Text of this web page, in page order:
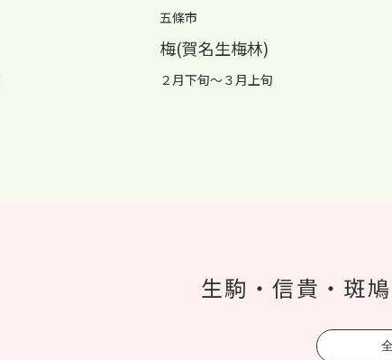
五條市
梅(賀名生梅林)
２月下旬～３月上旬
生駒・信貴・斑